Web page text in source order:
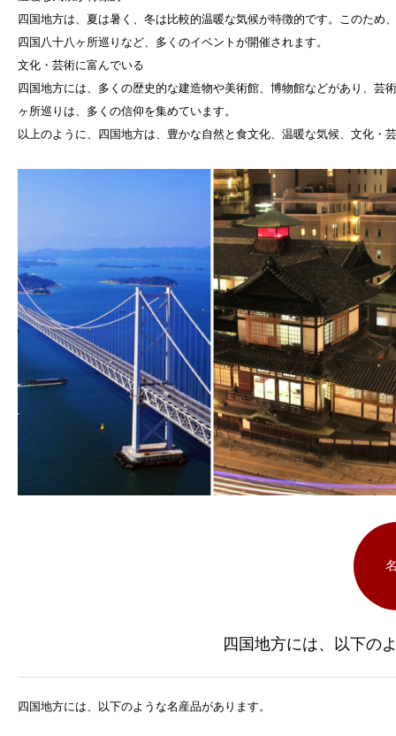
四国地方は、夏は暑く、冬は比較的温暖な気候が特徴的です。このた
四国八十八ヶ所巡りなど、多くのイベントが開催されます。
文化・芸術に富んでいる
四国地方には、多くの歴史的な建造物や美術館、博物館などがあり、
ヶ所巡りは、多くの信仰を集めています。
以上のように、四国地方は、豊かな自然と食文化、温暖な気候、文化・
四国地方には、以下の
四国地方には、以下のような名産品があります。